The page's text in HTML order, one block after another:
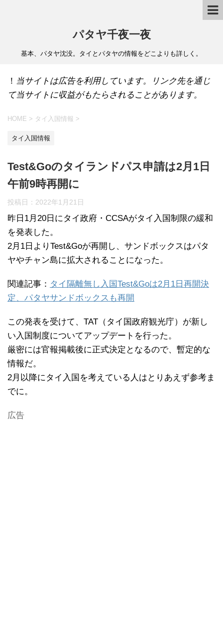
パタヤ千夜一夜
基本、パタヤ沈没。タイとパタヤの情報をどこよりも詳しく。
！ 当サイトは広告を利用しています。リンク先を通じ
て当サイトに収益がもたらされることがあります。
HOME > タイ入国情報 >
タイ入国情報
Test&Goのタイランドパス申請は2月1日
午前9時再開に
投稿日： 2022年1月21日
昨日1月20日にタイ政府・CCSAがタイ入国制限の緩和
を発表した。
2月1日よりTest&Goが再開し、サンドボックスはパタ
ヤやチャン島に拡大されることになった。
関連記事： タイ隔離無し入国Test&Goは2月1日再開決
定、パタヤサンドボックスも再開
この発表を受けて、TAT（タイ国政府観光庁）が新し
い入国制度についてアップデートを行った。
厳密には官報掲載後に正式決定となるので、暫定的な
情報だ。
2月以降にタイ入国を考えている人はとりあえず参考ま
でに。
広告